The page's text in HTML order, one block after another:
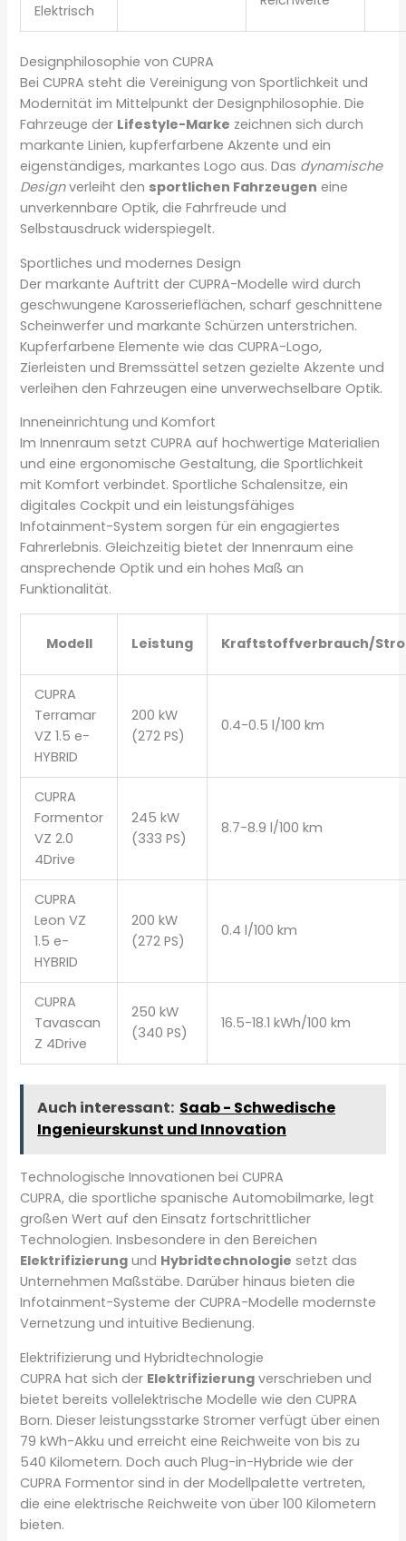
Elektrisch
Designphilosophie von CUPRA
Bei CUPRA steht die Vereinigung von Sportlichkeit und
Modernität im Mittelpunkt der Designphilosophie. Die
Fahrzeuge der Lifestyle-Marke zeichnen sich durch
markante Linien, kupferfarbene Akzente und ein
eigenständiges, markantes Logo aus. Das dynamische
Designverleiht den sportlichen Fahrzeugen eine
unverkennbare Optik, die Fahrfreude und
Selbstausdruck widerspiegelt.
Sportliches und modernes Design
Der markante Auftritt der CUPRA-Modelle wird durch
geschwungene Karosserieflächen, scharf geschnittene
Scheinwerfer und markante Schürzen unterstrichen.
Kupferfarbene Elemente wie das CUPRA-Logo,
Zierleisten und Bremssättel setzen gezielte Akzente und
verleihen den Fahrzeugen eine unverwechselbare Optik.
Inneneinrichtung und Komfort
Im Innenraum setzt CUPRA auf hochwertige Materialien
und eine ergonomische Gestaltung, die Sportlichkeit
mit Komfort verbindet. Sportliche Schalensitze, ein
digitales Cockpit und ein leistungsfähiges
Infotainment-System sorgen für ein engagiertes
Fahrerlebnis. Gleichzeitig bietet der Innenraum eine
ansprechende Optik und ein hohes Maß an
Funktionalität.
Modell Leistung Kraftstoffverbrauch/
CUPRA
Terramar
VZ 1.5 e-
HYBRID
200 kW
(272 PS)
0.4-0.5 l/100 km
CUPRA
Formentor
VZ 2.0
4Drive
245 kW
(333 PS)
8.7-8.9 l/100 km
CUPRA
Leon VZ
1.5 e-
HYBRID
200 kW
(272 PS)
0.4 l/100 km
CUPRA
Tavascan
Z 4Drive
250 kW
(340 PS)
16.5-18.1 kWh/100 km
Auch interessant: Saab - Schwedische
Ingenieurskunst und Innovation
Technologische Innovationen bei CUPRA
CUPRA, die sportliche spanische Automobilmarke, legt
großen Wert auf den Einsatz fortschrittlicher
Technologien. Insbesondere in den Bereichen
Elektrifizierung und Hybridtechnologie setzt das
Unternehmen Maßstäbe. Darüber hinaus bieten die
Infotainment-Systeme der CUPRA-Modelle modernste
Vernetzung und intuitive Bedienung.
Elektrifizierung und Hybridtechnologie
CUPRA hat sich der Elektrifizierung verschrieben und
bietet bereits vollelektrische Modelle wie den CUPRA
Born. Dieser leistungsstarke Stromer verfügt über einen
79 kWh-Akku und erreicht eine Reichweite von bis zu
540 Kilometern. Doch auch Plug-in-Hybride wie der
CUPRA Formentor sind in der Modellpalette vertreten,
die eine elektrische Reichweite von über 100 Kilometern
bieten.